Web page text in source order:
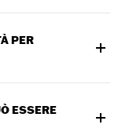
né
PER
d'identità valido
ESSERE